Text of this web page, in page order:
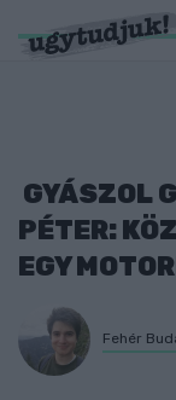
GYÁSZOL
PÉTER:
EGY
Fehér